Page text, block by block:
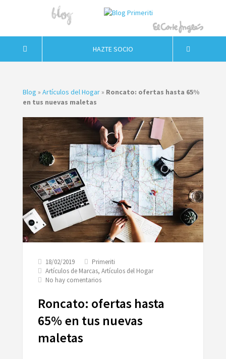
HAZTE SOCIO
Blog » Artículos del Hogar» Roncato: ofertas hasta 65%
en tus nuevas maletas
18/02/2019
Primeriti
Artículos de Marcas, Artículos del Hogar
No hay comentariosen
ofertas
hasta
en
Roncato: ofertas hasta
65% en tus nuevas
maletas